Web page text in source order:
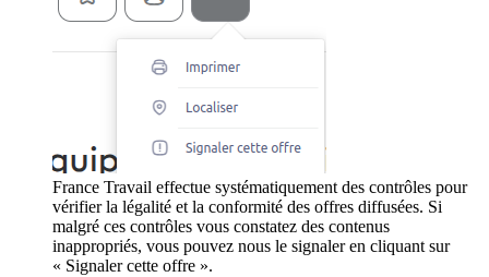
France Travail effectue systématiquement des contrôles pour
vérifier la légalité et la conformité des offres diffusées. Si
malgré ces contrôles vous constatez des contenus
inappropriés, vous pouvez nous le signaler en cliquant sur
« Signaler cette offre ».